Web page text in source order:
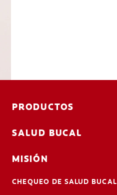
PRODUCTOS
SALUD BUCAL
MISIÓN
CHEQUEO DE SALUD BUCAL